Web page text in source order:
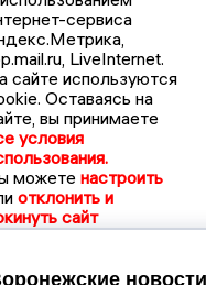
Общество с
"РЕГИОНАЛЬНЫЕ
Пирогов А.А.
(473) 262 77 92
редакции:
серия Эл № ФС 77
выписке из реестра
средств массовой
службой по надзору в
и массовых
сервиса
LiveInternet.
сайте используются
Оставаясь на
вы принимаете
условия
можете настроить
отклонить и
сайт
Принять